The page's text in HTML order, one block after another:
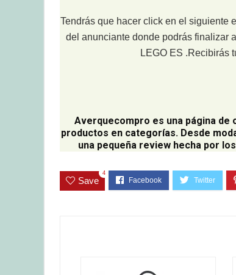
Tendrás que hacer click en el siguiente
del anunciante donde podrás finalizar
LEGO ES .Recibirás
Averquecompro es una página
productos en categorías. Desde
una pequeña review hecha por
Save
4